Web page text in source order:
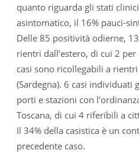
quanto riguarda gli stati
asintomatico, il 16% pauci-
Delle 85 positività odierne,
rientri dall’estero, di cui 2
casi sono ricollegabili a
(Sardegna). 6 casi individuati
porti e stazioni con
Toscana, di cui 4 riferibili a
Il 34% della casistica è un
precedente caso.